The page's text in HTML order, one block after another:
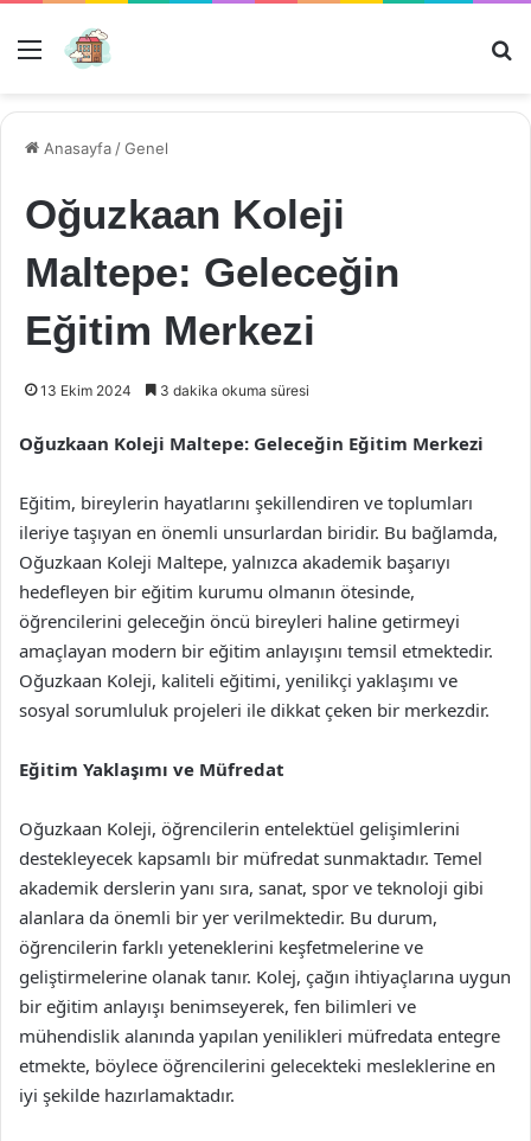
Menü
Anasayfa /Genel
Oğuzkaan Koleji
Maltepe: Geleceğin
Eğitim Merkezi
13 Ekim 2024 3 dakika okuma süresi
Oğuzkaan Koleji Maltepe: Geleceğin Eğitim Merkezi
Eğitim, bireylerin hayatlarını şekillendiren ve toplumları
ileriye taşıyan en önemli unsurlardan biridir. Bu bağlamda,
Oğuzkaan Koleji Maltepe, yalnızca akademik başarıyı
hedefleyen bir eğitim kurumu olmanın ötesinde,
öğrencilerini geleceğin öncü bireyleri haline getirmeyi
amaçlayan modern bir eğitim anlayışını temsil etmektedir.
Oğuzkaan Koleji, kaliteli eğitimi, yenilikçi yaklaşımı ve
sosyal sorumluluk projeleri ile dikkat çeken bir merkezdir.
Eğitim Yaklaşımı ve Müfredat
Oğuzkaan Koleji, öğrencilerin entelektüel gelişimlerini
destekleyecek kapsamlı bir müfredat sunmaktadır. Temel
akademik derslerin yanı sıra, sanat, spor ve teknoloji gibi
alanlara da önemli bir yer verilmektedir. Bu durum,
öğrencilerin farklı yeteneklerini keşfetmelerine ve
geliştirmelerine olanak tanır. Kolej, çağın ihtiyaçlarına uygun
bir eğitim anlayışı benimseyerek, fen bilimleri ve
mühendislik alanında yapılan yenilikleri müfredata entegre
etmekte, böylece öğrencilerini gelecekteki mesleklerine en
iyi şekilde hazırlamaktadır.